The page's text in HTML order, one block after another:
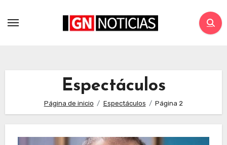
Espectáculos
Página de inicio Espectáculos Página 2